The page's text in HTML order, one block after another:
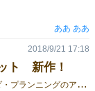
ああ ああ
ト 新作！
ゲ
ーム企画制作会社であるラムダ・プランニングのアナログゲーム、第二弾！ 「なるほど？」 というタイトルで送りだします。 たっぷり119枚のカードを使ったパーティゲームです。 １枚選んだカードを元に、複数のお題について喋ります。 説得力ある説明で、他のプレイヤーを納得させましょう！ 周りは納得度合いを下げるため、どんどん反論してきます。 でも、そんな声は「なるほど～？」と言わせてしまえばＯＫ！ 馬鹿馬鹿しくも楽しく喋りあえる、そんなゲームになっています。 昨年の「これは贋作じゃないか……！」も合わせて頒布します。 ご興味のある方も、そうでない方も、 試遊台もございますので一度足をお運びくださいますよう、 よろしくお願いいたします。
2018/9/21 17:18